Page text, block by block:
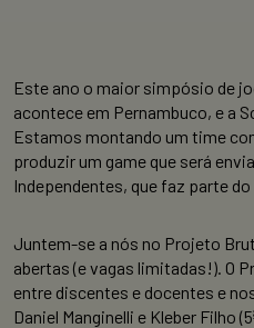
Este ano o maior simpósio de
acontece em Pernambuco, e a
Estamos montando um time
produzir um game que será
Independentes, que faz parte
Juntem-se a nós no Projeto
abertas (e vagas limitadas!). O
entre discentes e docentes e
Daniel Manginelli e Kleber Filho